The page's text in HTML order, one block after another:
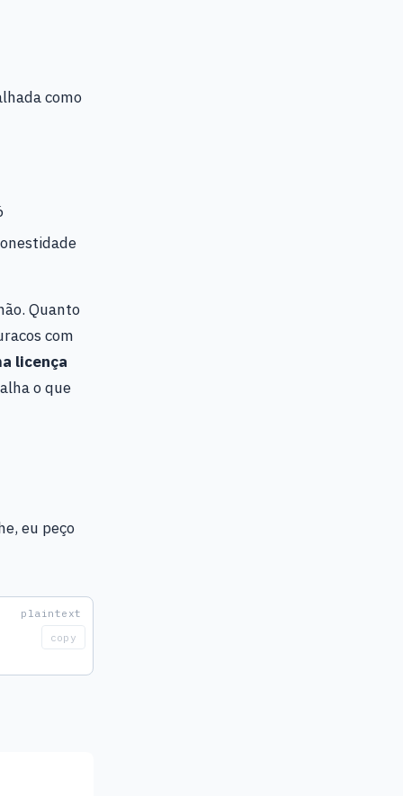
como
Quanto
com
licença
o que
eu peço
copy